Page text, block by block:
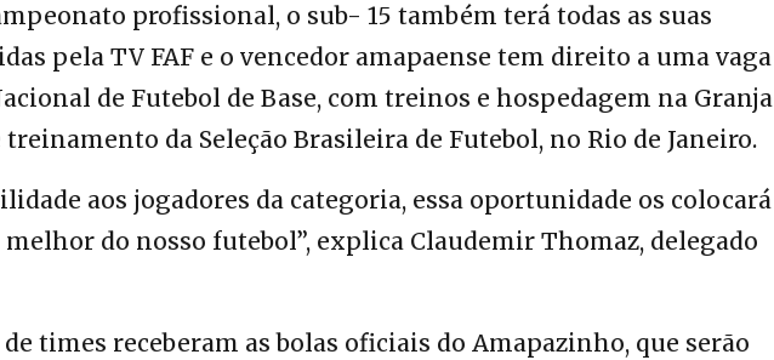
profissional, o sub- 15 também terá todas as suas
pela TV FAF e o vencedor amapaense tem direito a uma vaga
de Futebol de Base, com treinos e hospedagem na Granja
treinamento da Seleção Brasileira de Futebol, no Rio de Janeiro.
aos jogadores da categoria, essa oportunidade os colocará
do nosso futebol”, explica Claudemir Thomaz, delegado
times receberam as bolas oficiais do Amapazinho, que serão